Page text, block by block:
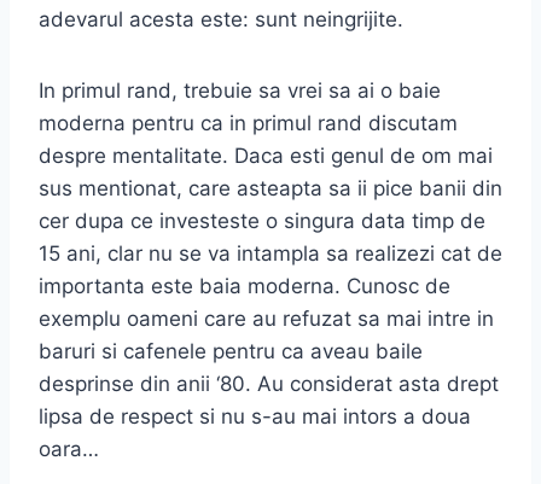
adevarul acesta este: sunt neingrijite.
In primul rand, trebuie sa vrei sa ai o baie
moderna pentru ca in primul rand discutam
despre mentalitate. Daca esti genul de om mai
sus mentionat, care asteapta sa ii pice banii din
cer dupa ce investeste o singura data timp de
15 ani, clar nu se va intampla sa realizezi cat de
importanta este baia moderna. Cunosc de
exemplu oameni care au refuzat sa mai intre in
baruri si cafenele pentru ca aveau baile
desprinse din anii ‘80. Au considerat asta drept
lipsa de respect si nu s-au mai intors a doua
oara…